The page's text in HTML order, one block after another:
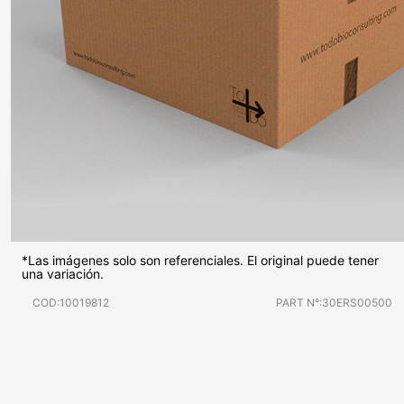
*Las imágenes solo son referenciales. El original puede tener
una variación.
COD:10019812 PART N°:30ERS00500